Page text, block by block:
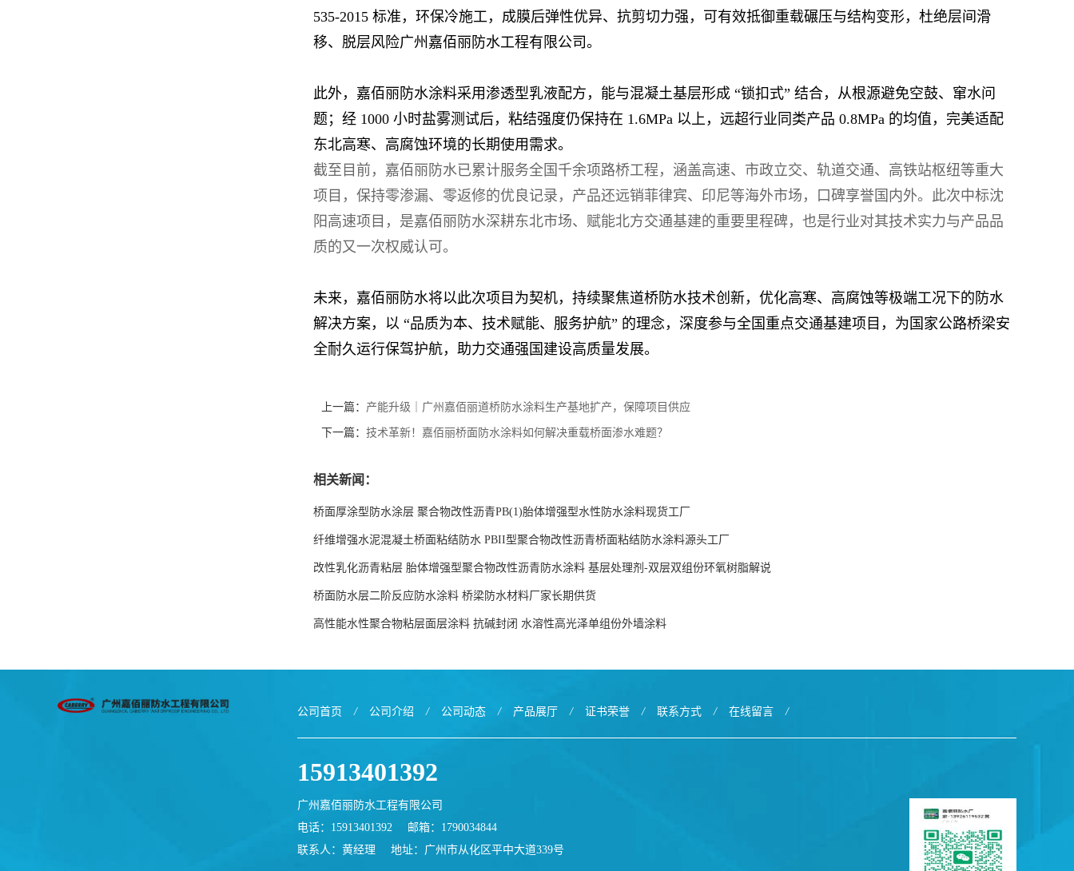
535-2015 标准，环保冷施工，成膜后弹性优异、抗剪切力强，可有效抵御重载碾压与结构变形，杜绝层间滑
移、脱层风险广州嘉佰丽防水工程有限公司。
此外，嘉佰丽防水涂料采用渗透型乳液配方，能与混凝土基层形成 “锁扣式” 结合，从根源避免空鼓、窜水问
题；经 1000 小时盐雾测试后，粘结强度仍保持在 1.6MPa 以上，远超行业同类产品 0.8MPa 的均值，完美适配
东北高寒、高腐蚀环境的长期使用需求。
截至目前，嘉佰丽防水已累计服务全国千余项路桥工程，涵盖高速、市政立交、轨道交通、高铁站枢纽等重大
项目，保持零渗漏、零返修的优良记录，产品还远销菲律宾、印尼等海外市场，口碑享誉国内外。此次中标沈
阳高速项目，是嘉佰丽防水深耕东北市场、赋能北方交通基建的重要里程碑，也是行业对其技术实力与产品品
质的又一次权威认可。
未来，嘉佰丽防水将以此次项目为契机，持续聚焦道桥防水技术创新，优化高寒、高腐蚀等极端工况下的防水
解决方案，以 “品质为本、技术赋能、服务护航” 的理念，深度参与全国重点交通基建项目，为国家公路桥梁安
全耐久运行保驾护航，助力交通强国建设高质量发展。
上一篇： 产能升级｜广州嘉佰丽道桥防水涂料生产基地扩产，保障项目供应
下一篇： 技术革新！嘉佰丽桥面防水涂料如何解决重载桥面渗水难题？
相关新闻：
桥面厚涂型防水涂层 聚合物改性沥青PB(1)胎体增强型水性防水涂料现货工厂
纤维增强水泥混凝土桥面粘结防水 PBII型聚合物改性沥青桥面粘结防水涂料源头工厂
改性乳化沥青粘层 胎体增强型聚合物改性沥青防水涂料 基层处理剂-双层双组份环氧树脂解说
桥面防水层二阶反应防水涂料 桥梁防水材料厂家长期供货
高性能水性聚合物粘层面层涂料 抗碱封闭 水溶性高光泽单组份外墙涂料
公司首页 / 公司介绍 / 公司动态 / 产品展厅 / 证书荣誉 / 联系方式 / 在线留言 /
15913401392
广州嘉佰丽防水工程有限公司
电话：15913401392
邮箱： 1790034844
联系人：黄经理
地址：广州市从化区平中大道339号